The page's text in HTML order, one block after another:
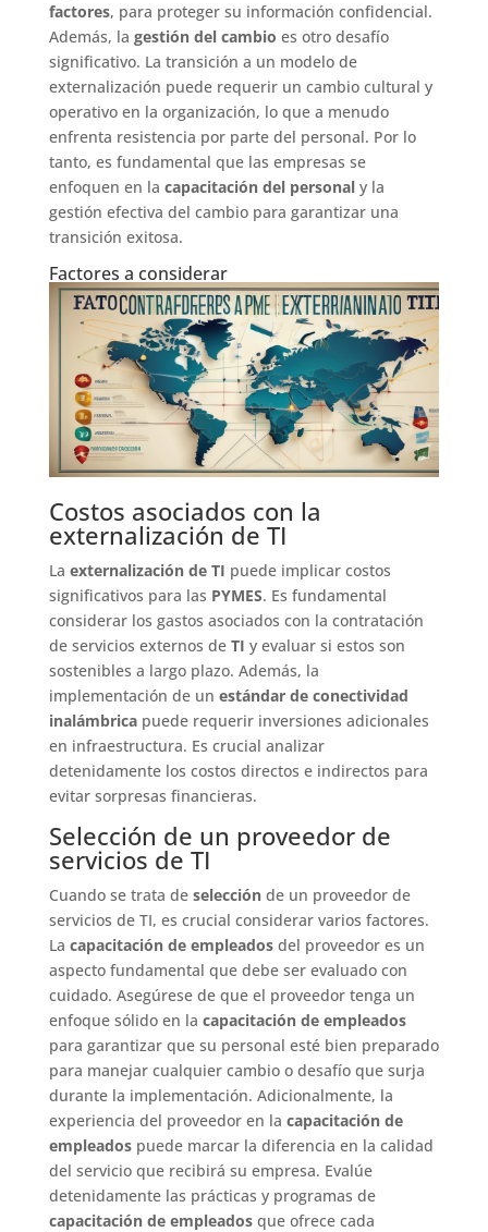
factores, para proteger su información confidencial.
Además, la gestión del cambio es otro desafío
significativo. La transición a un modelo de
externalización puede requerir un cambio cultural y
operativo en la organización, lo que a menudo
enfrenta resistencia por parte del personal. Por lo
tanto, es fundamental que las empresas se
enfoquen en la capacitación del personaly la
gestión efectiva del cambio para garantizar una
transición exitosa.
Factores a considerar
Costos asociados con la
externalización de TI
La externalización de TI puede implicar costos
significativos para las PYMES. Es fundamental
considerar los gastos asociados con la contratación
de servicios externos de TI y evaluar si estos son
sostenibles a largo plazo. Además, la
implementación de un estándar de conectividad
inalámbricapuede requerir inversiones adicionales
en infraestructura. Es crucial analizar
detenidamente los costos directos e indirectos para
evitar sorpresas financieras.
Selección de un proveedor de
servicios de TI
Cuando se trata de selecciónde un proveedor de
servicios de TI, es crucial considerar varios factores.
La capacitación de empleadosdel proveedor es un
aspecto fundamental que debe ser evaluado con
cuidado. Asegúrese de que el proveedor tenga un
enfoque sólido en la capacitación de empleados
para garantizar que su personal esté bien preparado
para manejar cualquier cambio o desafío que surja
durante la implementación. Adicionalmente, la
experiencia del proveedor en la capacitación de
empleadospuede marcar la diferencia en la calidad
del servicio que recibirá su empresa. Evalúe
detenidamente las prácticas y programas de
capacitación de empleadosque ofrece cada